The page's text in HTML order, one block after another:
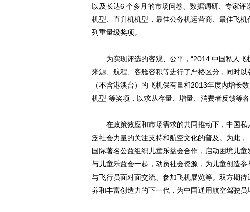
以及长达6 个多月的市场问卷、数据调研、专家
机型、直升机机型，最佳公务机运营商、最佳飞
列重量级奖项。
为实现评选的客观、公平，“2014 中国私人飞
来源、航程、客舱容积等进行了严格区分，同时
（不含港澳台）的飞机保有量和2013年度内增长
机型”等奖项，以求从存量、增量、消费者反馈等
在政策效应和市场需求的共同推动下，中国私
泛社会力量的关注支持和航空文化的普及。为此
国际著名公益组织儿童乐益会合作，启动困境儿
与儿童乐益会一起，动员社会资源，为儿童创造
与飞行员面对面交流、参加飞机展览等。双方期
养和丰富创造力的下一代，为中国通用航空驾驶员